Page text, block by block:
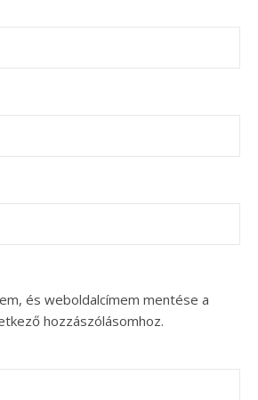
és weboldalcímem mentése a
hozzászólásomhoz.